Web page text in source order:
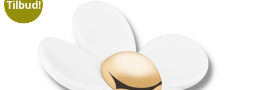
Tilbud!